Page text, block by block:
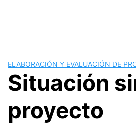
ELABORACIÓN Y EVALUACIÓN DE
Situación
proyecto